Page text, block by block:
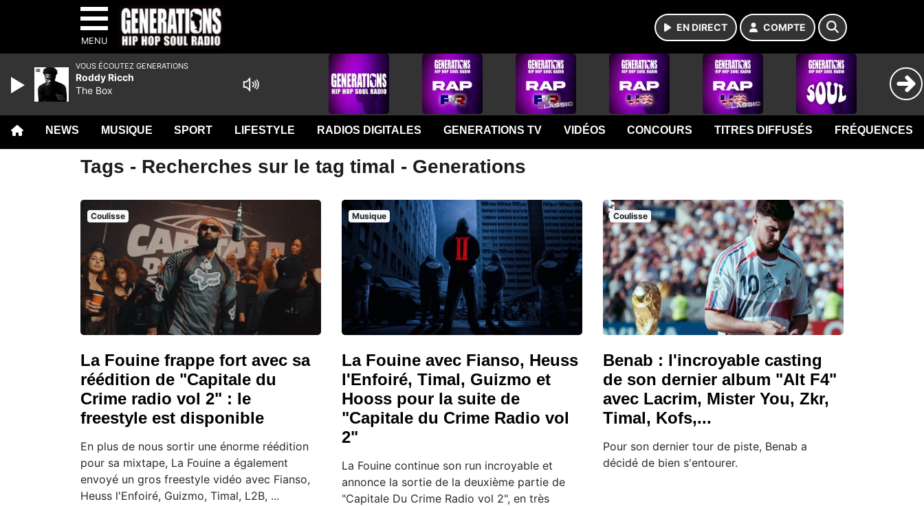
MENU
EN DIRECT COMPTE
NEWS MUSIQUE SPORT LIFESTYLE RADIOS DIGITALES GENERATIONS TV VIDÉOS CONCOURS TITRES DIFFUSÉS FRÉQUENCES
Tags - Recherches sur le tag timal - Generations
Coulisse
La Fouine frappe fort avec sa
réédition de "Capitale du
Crime radio vol 2" : le
freestyle est disponible
En plus de nous sortir une énorme réédition
pour sa mixtape, La Fouine a également
envoyé un gros freestyle vidéo avec Fianso,
Heuss l'Enfoiré, Guizmo, Timal, L2B, ...
Musique
La Fouine avec Fianso, Heuss
l'Enfoiré, Timal, Guizmo et
Hooss pour la suite de
"Capitale du Crime Radio vol
2"
La Fouine continue son run incroyable et
annonce la sortie de la deuxième partie de
"Capitale Du Crime Radio vol 2", en très
Coulisse
Benab : l'incroyable casting
de son dernier album "Alt F4"
avec Lacrim, Mister You, Zkr,
Timal, Kofs,...
Pour son dernier tour de piste, Benab a
décidé de bien s'entourer.
VOUS ÉCOUTEZ GENERATIONS
Roddy Ricch
The Box